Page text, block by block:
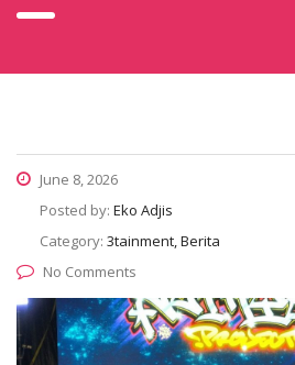
June 8, 2026
Posted by: Eko Adjis
Category: 3tainment, Berita
No Comments